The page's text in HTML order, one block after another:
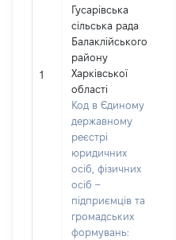
1
Гусарівська
сільська рада
Балаклійського
району
Харківської
області
Код в Єдиному
державному
реєстрі
юридичних
осіб, фізичних
осіб –
підприємців та
громадських
формувань: